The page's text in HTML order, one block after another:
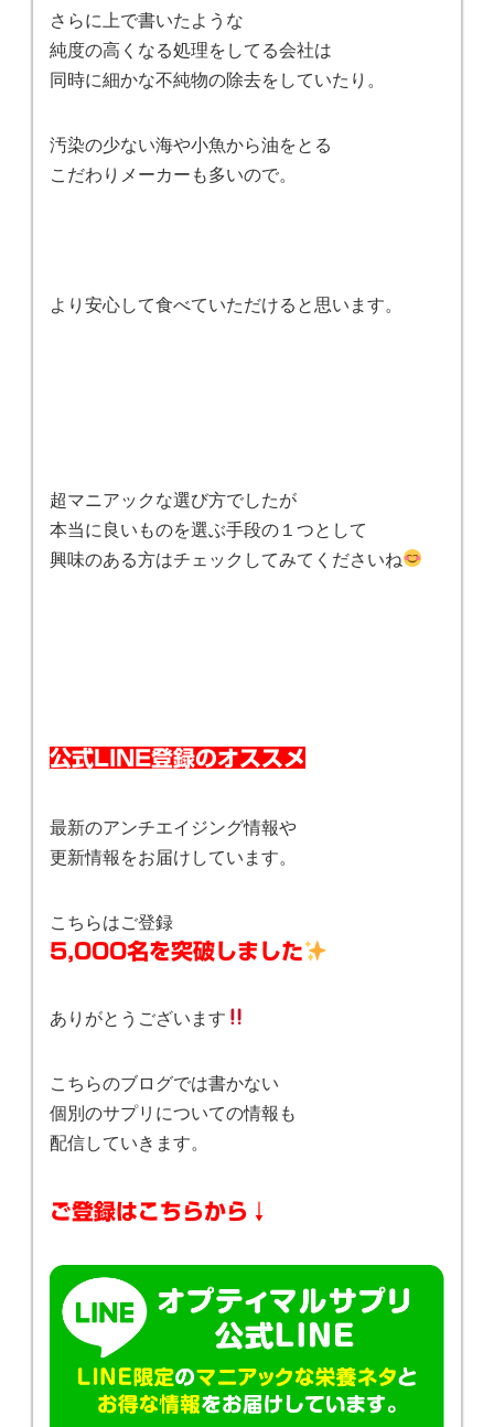
さらに上で書いたような
純度の高くなる処理をしてる会社は
同時に細かな不純物の除去をしていたり。
汚染の少ない海や小魚から油をとる
こだわりメーカーも多いので。
より安心して食べていただけると思います。
超マニアックな選び方でしたが
本当に良いものを選ぶ手段の１つとして
興味のある方はチェックしてみてくださいね
公式LINE登録のオススメ
最新のアンチエイジング情報や
更新情報をお届けしています。
こちらはご登録
5,000名を突破しました
ありがとうございます
こちらのブログでは書かない
個別のサプリについての情報も
配信していきます。
ご登録はこちらから↓